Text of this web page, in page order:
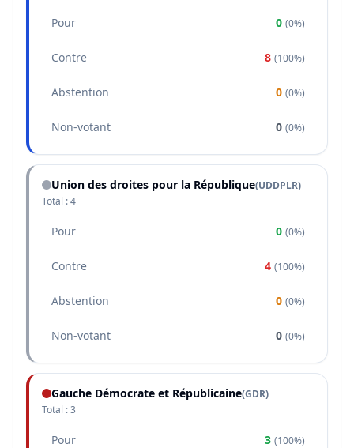
Pour 0 (0%)
Contre 8 (100%)
Abstention 0 (0%)
Non-votant 0 (0%)
Union des droites pour la République(UDDPLR)
Total :4
Pour 0 (0%)
Contre 4 (100%)
Abstention 0 (0%)
Non-votant 0 (0%)
Gauche Démocrate et Républicaine(GDR)
Total :3
Pour 3 (100%)